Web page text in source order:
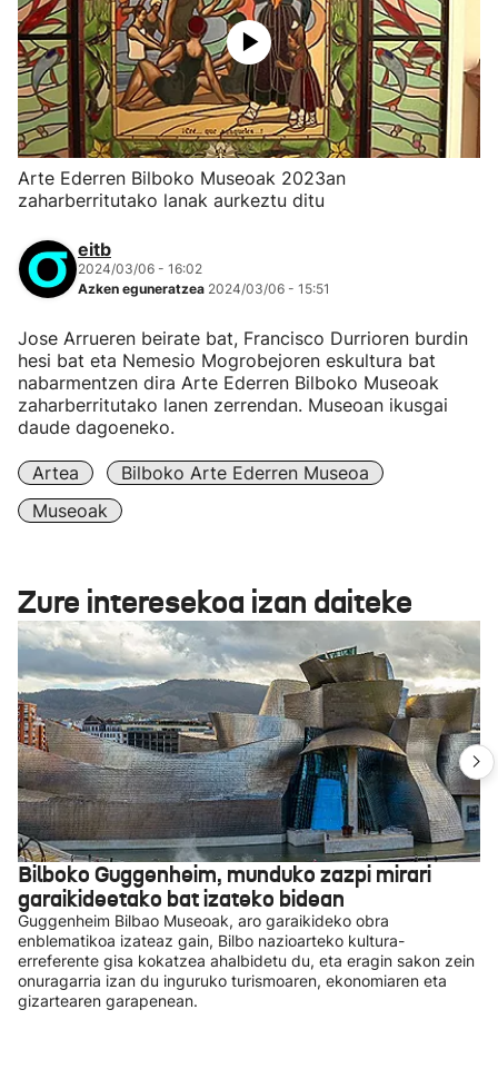
Arte Ederren Bilboko Museoak 2023an
zaharberritutako lanak aurkeztu ditu
eitb
2024/03/06 - 16:02
Azken eguneratzea 2024/03/06 - 15:51
Jose Arrueren beirate bat, Francisco Durrioren burdin
hesi bat eta Nemesio Mogrobejoren eskultura bat
nabarmentzen dira Arte Ederren Bilboko Museoak
zaharberritutako lanen zerrendan. Museoan ikusgai
daude dagoeneko.
Artea
Bilboko Arte Ederren Museoa
Museoak
Zure interesekoa izan daiteke
Bilboko Guggenheim, munduko zazpi mirari
garaikideetako bat izateko bidean
Guggenheim Bilbao Museoak, aro garaikideko obra
enblematikoa izateaz gain, Bilbo nazioarteko kultura-
erreferente gisa kokatzea ahalbidetu du, eta eragin sakon zein
onuragarria izan du inguruko turismoaren, ekonomiaren eta
gizartearen garapenean.